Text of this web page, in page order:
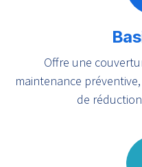
Offre une
maintenance
de